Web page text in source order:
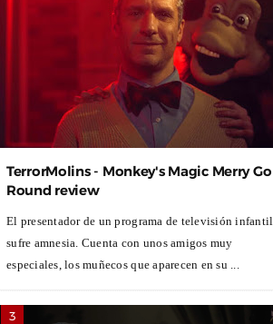
TerrorMolins - Monkey's Magic Merry Go
Round review
El presentador de un programa de televisión infantil
sufre amnesia. Cuenta con unos amigos muy
especiales, los muñecos que aparecen en su ...